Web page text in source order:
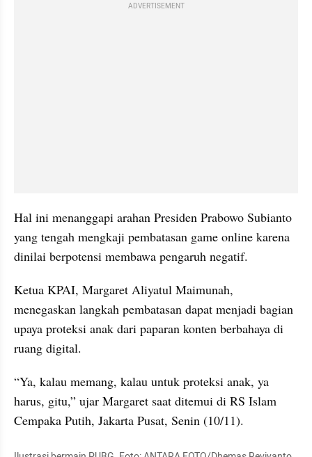
ADVERTISEMENT
Hal ini menanggapi arahan Presiden Prabowo Subianto
yang tengah mengkaji pembatasan game online karena
dinilai berpotensi membawa pengaruh negatif.
Ketua KPAI, Margaret Aliyatul Maimunah,
menegaskan langkah pembatasan dapat menjadi bagian
upaya proteksi anak dari paparan konten berbahaya di
ruang digital.
“Ya, kalau memang, kalau untuk proteksi anak, ya
harus, gitu,” ujar Margaret saat ditemui di RS Islam
Cempaka Putih, Jakarta Pusat, Senin (10/11).